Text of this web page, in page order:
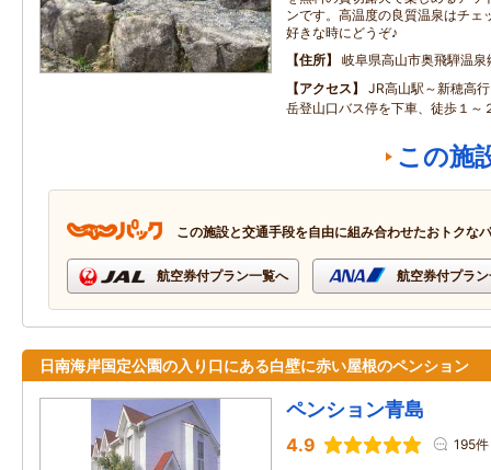
ンです。高温度の良質温泉はチェ
好きな時にどうぞ♪
住所
岐阜県高山市奥飛騨温泉
アクセス
JR高山駅～新穂高
岳登山口バス停を下車、徒歩１～
この施
この施設と交通手段を自由に組み合わせたおトクな
航空券付プラン一覧へ 航空券付プラ
日南海岸国定公園の入り口にある白壁に赤い屋根のペンション
ペンション青島
4.9 195件